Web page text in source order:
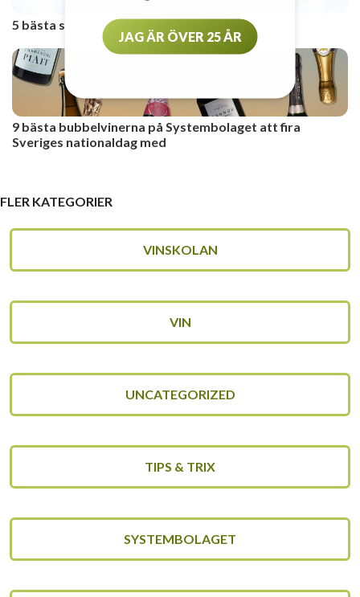
5 bästa skaldjursviner på Systembolaget
9 bästa bubbelvinerna på Systembolaget att fira
Sveriges nationaldag med
FLER KATEGORIER
VINSKOLAN
VIN
UNCATEGORIZED
TIPS & TRIX
SYSTEMBOLAGET
JAG ÄR ÖVER 25 ÅR